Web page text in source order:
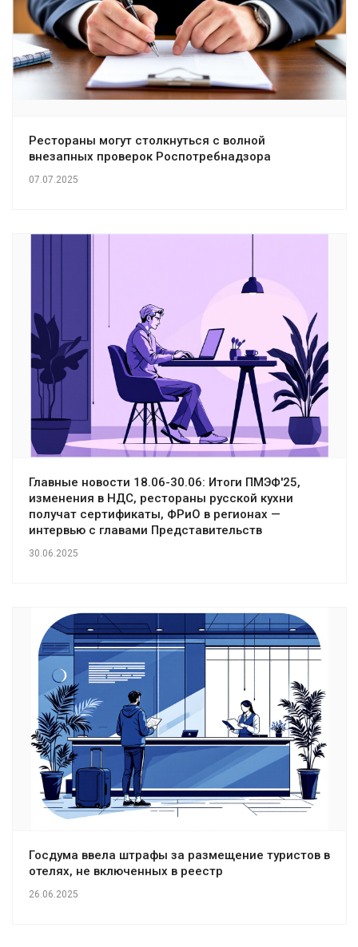
Рестораны могут столкнуться с волной
внезапных проверок Роспотребнадзора
07.07.2025
Главные новости 18.06-30.06: Итоги ПМЭФ'25,
изменения в НДС, рестораны русской кухни
получат сертификаты, ФРиО в регионах —
интервью с главами Представительств
30.06.2025
Госдума ввела штрафы за размещение туристов в
отелях, не включенных в реестр
26.06.2025